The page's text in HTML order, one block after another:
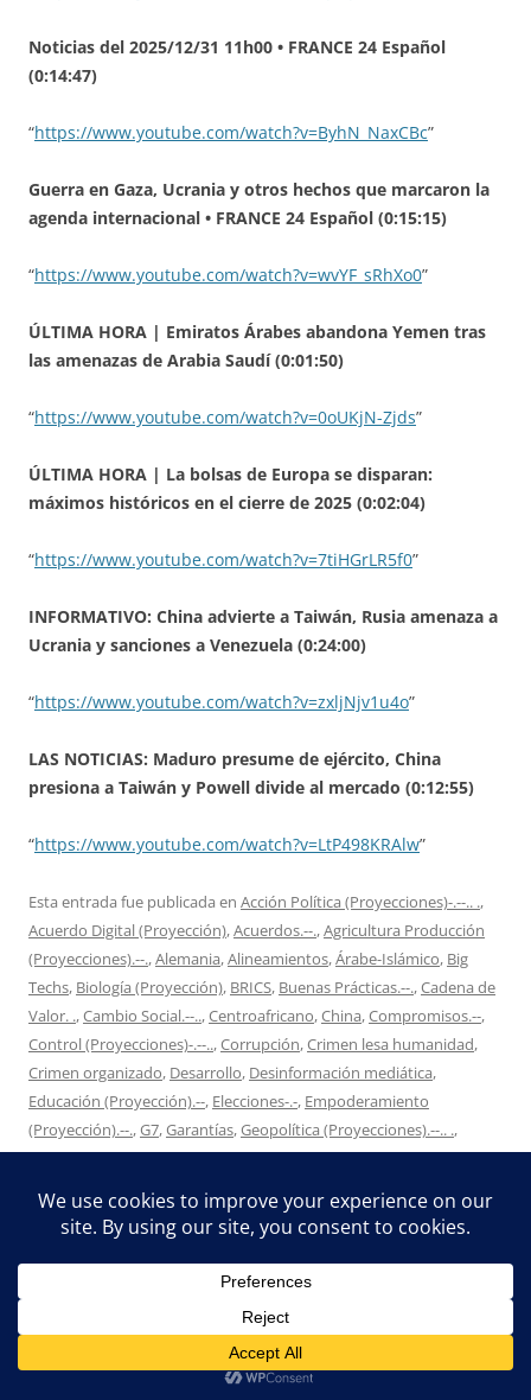
Noticias del 2025/12/31 11h00 • FRANCE 24 Español
(0:14:47)
“https://www.youtube.com/watch?v=ByhN_NaxCBc”
Guerra en Gaza, Ucrania y otros hechos que marcaron la
agenda internacional • FRANCE 24 Español (0:15:15)
“https://www.youtube.com/watch?v=wvYF_sRhXo0”
ÚLTIMA HORA | Emiratos Árabes abandona Yemen tras
las amenazas de Arabia Saudí (0:01:50)
“https://www.youtube.com/watch?v=0oUKjN-Zjds”
ÚLTIMA HORA | La bolsas de Europa se disparan:
máximos históricos en el cierre de 2025 (0:02:04)
“https://www.youtube.com/watch?v=7tiHGrLR5f0”
INFORMATIVO: China advierte a Taiwán, Rusia amenaza a
Ucrania y sanciones a Venezuela (0:24:00)
“https://www.youtube.com/watch?v=zxljNjv1u4o”
LAS NOTICIAS: Maduro presume de ejército, China
presiona a Taiwán y Powell divide al mercado (0:12:55)
“https://www.youtube.com/watch?v=LtP498KRAlw”
Esta entrada fue publicada en Acción Política (Proyecciones)-.--.. .,
Acuerdo Digital (Proyección),Acuerdos.--.,Agricultura Producción
(Proyecciones).--.,Alemania,Alineamientos,Árabe-Islámico, Big
Techs, Biología (Proyección), BRICS, Buenas Prácticas.--.,Cadena de
Valor. .,Cambio Social.--..,Centroafricano,China,Compromisos.--,
Control (Proyecciones)-.--..,Corrupción,Crimen lesa humanidad,
Crimen organizado, Desarrollo, Desinformación mediática,
Educación (Proyección).--, Elecciones-.-, Empoderamiento
(Proyección).--.,G7,Garantías,Geopolítica (Proyecciones).--.. .,
Global Britain,Guerra mediática,Guerra Política,Humanismo,
Infraestructura Transporte (Proyecciones) Institucionalidad--
Integración Cultural,Integridad-.--..
Mundo Cultural.--
, OTAN
Prioridades, Productividad..
Proyecciones Rutas de Comercio